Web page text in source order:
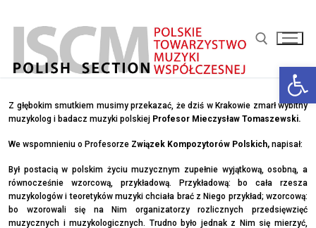
Z głębokim smutkiem musimy przekazać, że dziś w Krakowie zmarł wybitny
muzykolog i badacz muzyki polskiej Profesor Mieczysław Tomaszewski.
We wspomnieniu o Profesorze Związek Kompozytorów Polskich, napisał:
Był postacią w polskim życiu muzycznym zupełnie wyjątkową, osobną, a
równocześnie wzorcową, przykładową. Przykładową: bo cała rzesza
muzykologów i teoretyków muzyki chciała brać z Niego przykład; wzorcową:
bo wzorowali się na Nim organizatorzy rozlicznych przedsięwzięć
muzycznych i muzykologicznych. Trudno było jednak z Nim się mierzyć,